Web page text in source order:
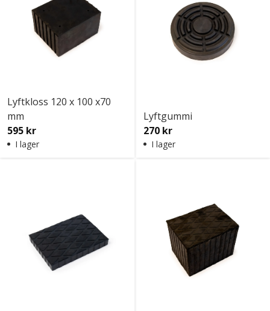
Lyftkloss 120 x 100 x70
mm
595 kr
I lager
Lyftgummi
270 kr
I lager